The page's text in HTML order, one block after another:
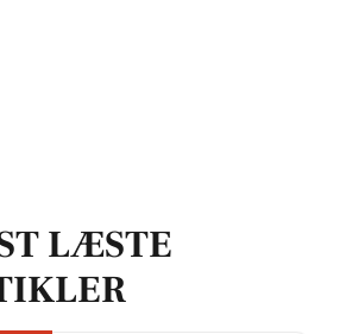
LÆSTE